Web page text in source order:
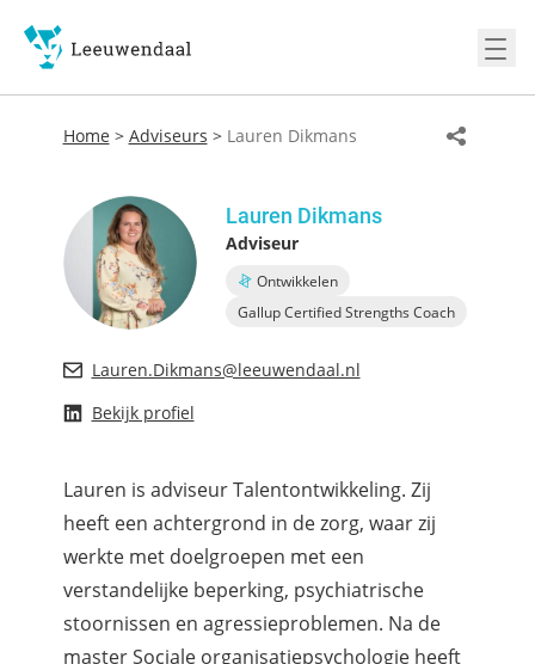
Home > Adviseurs > Lauren Dikmans
Lauren Dikmans
Adviseur
Ontwikkelen
Gallup Certified Strengths Coach
Lauren.Dikmans@leeuwendaal.nl
Bekijk profiel
Lauren is adviseur Talentontwikkeling. Zij
heeft een achtergrond in de zorg, waar zij
werkte met doelgroepen met een
verstandelijke beperking, psychiatrische
stoornissen en agressieproblemen. Na de
master Sociale organisatiepsychologie heeft